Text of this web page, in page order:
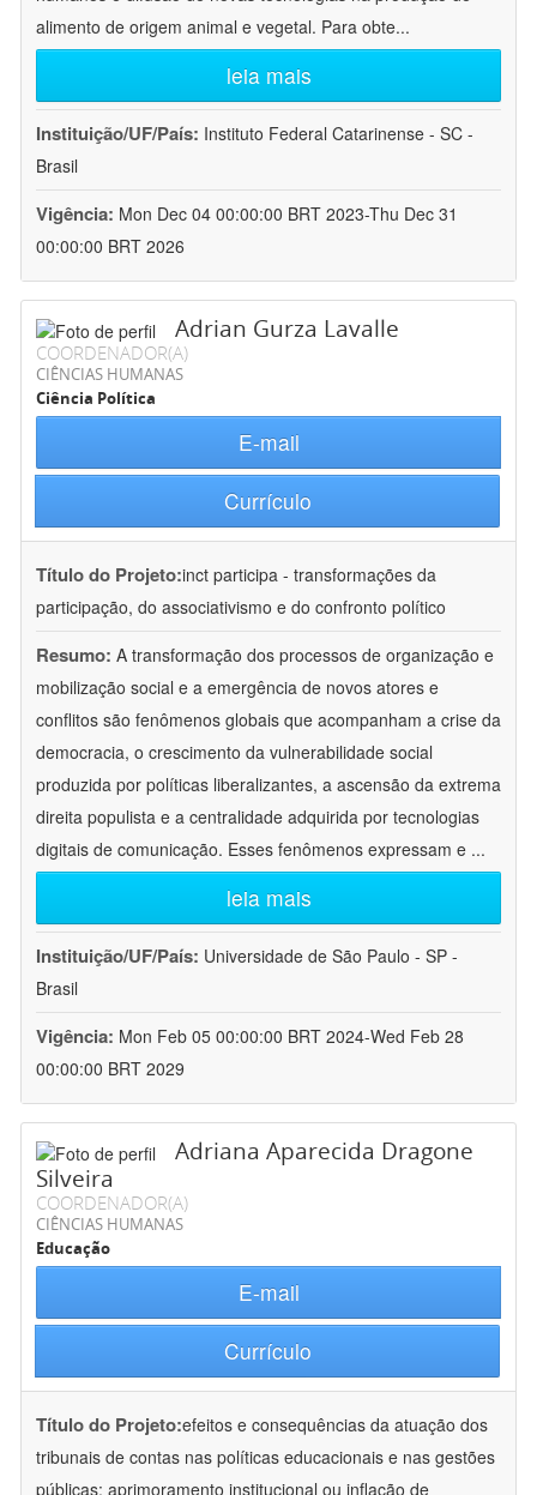
alimento de origem animal e vegetal. Para obte...
leia mais
Instituição/UF/País: Instituto Federal Catarinense - SC -
Brasil
Vigência: Mon Dec 04 00:00:00 BRT 2023-Thu Dec 31
00:00:00 BRT 2026
Adrian Gurza Lavalle
COORDENADOR(A)
CIÊNCIAS HUMANAS
Ciência Política
E-mail
Currículo
Título do Projeto:inct participa - transformações da
participação, do associativismo e do confronto político
Resumo: A transformação dos processos de organização e
mobilização social e a emergência de novos atores e
conflitos são fenômenos globais que acompanham a crise da
democracia, o crescimento da vulnerabilidade social
produzida por políticas liberalizantes, a ascensão da extrema
direita populista e a centralidade adquirida por tecnologias
digitais de comunicação. Esses fenômenos expressam e ...
leia mais
Instituição/UF/País: Universidade de São Paulo - SP -
Brasil
Vigência: Mon Feb 05 00:00:00 BRT 2024-Wed Feb 28
00:00:00 BRT 2029
Adriana Aparecida Dragone
Silveira
COORDENADOR(A)
CIÊNCIAS HUMANAS
Educação
E-mail
Currículo
Título do Projeto:efeitos e consequências da atuação dos
tribunais de contas nas políticas educacionais e nas gestões
públicas: aprimoramento institucional ou inflação de